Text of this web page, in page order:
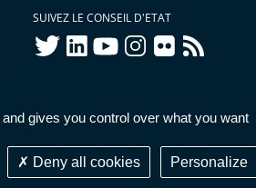
gives you control over what you want
Deny all cookies Personalize
SUIVEZ LE CONSEIL D'ETAT
twitterlinkedInyoutubeinstagram
flickr rss
Mentions légales
Données
administratives-Accessibilité :